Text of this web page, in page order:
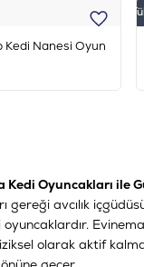
Kedi Nanesi Oyun
Kedi Oyuncakları
gereği avcılık
olarak aktif